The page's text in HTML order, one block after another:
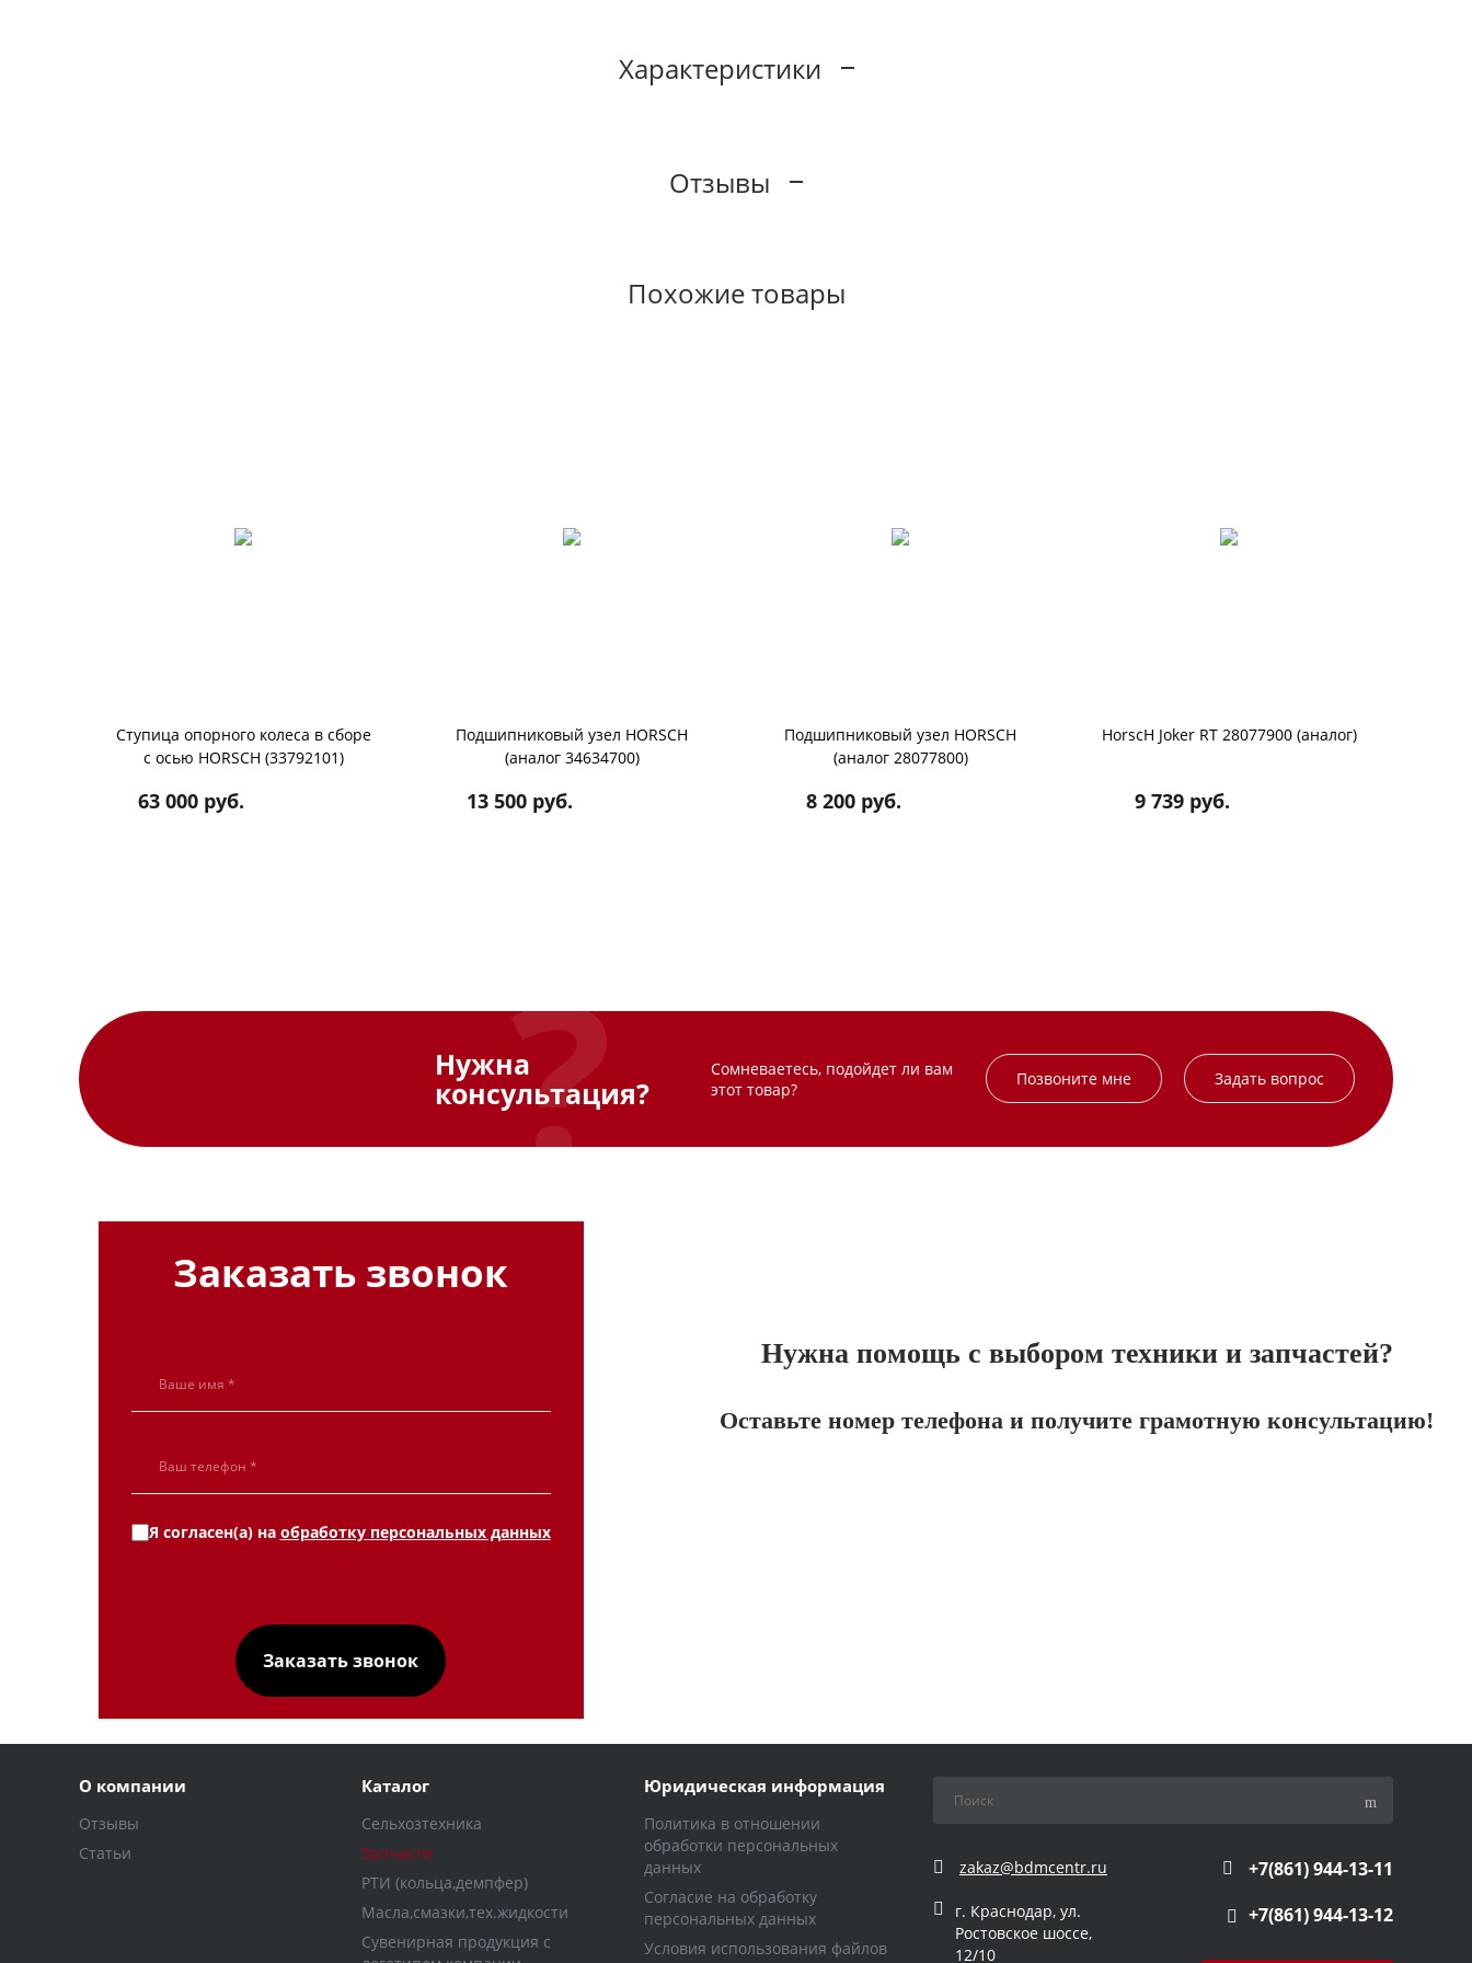
Характеристики
Отзывы
Похожие товары
Ступица опорного колеса в сборе
с осью HORSCH (33792101)
63 000 руб.
Подшипниковый узел HORSCH
(аналог 34634700)
13 500 руб.
Подшипниковый узел HORSCH
(аналог 28077800)
8 200 руб.
HorscH Joker RT 28077900 (аналог)
9 739 руб.
Нужна
консультация?
Сомневаетесь, подойдет ли вам
этот товар?
Позвоните мне Задать вопрос
Заказать звонок
Я согласен(а) на обработку персональных данных
Нужна помощь с выбором техники и запчастей?
Оставьте номер телефона и получите грамотную консультацию!
О компании
Отзывы
Статьи
Каталог
Сельхозтехника
Запчасти
РТИ (кольца,демпфер)
Масла,смазки,тех.жидкости
Сувенирная продукция с
Юридическая информация
Политика в отношении
обработки персональных
данных
Согласие на обработку
персональных данных
Условия использования файлов
zakaz@bdmcentr.ru
г. Краснодар, ул.
Ростовское шоссе,
12/10
+7(861) 944-13-11
+7(861) 944-13-12